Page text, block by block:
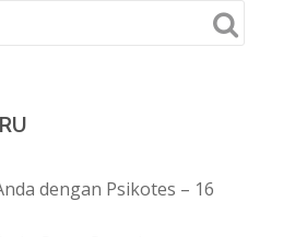
dengan Psikotes – 16